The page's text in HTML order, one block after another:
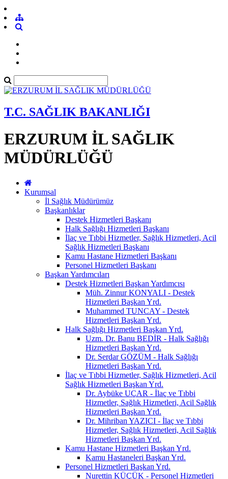
T.C. SAĞLIK BAKANLIĞI
ERZURUM İL SAĞLIK
MÜDÜRLÜĞÜ
Kurumsal
İl Sağlık Müdürümüz
Başkanlıklar
Destek Hizmetleri Başkanı
Halk Sağlığı Hizmetleri Başkanı
İlaç ve Tıbbi Hizmetler, Sağlık Hizmetleri, Acil
Sağlık Hizmetleri Başkanı
Kamu Hastane Hizmetleri Başkanı
Personel Hizmetleri Başkanı
Başkan Yardımcıları
Destek Hizmetleri Başkan Yardımcısı
Müh. Zinnur KONYALI - Destek
Hizmetleri Başkan Yrd.
Muhammed TUNCAY - Destek
Hizmetleri Başkan Yrd.
Halk Sağlığı Hizmetleri Başkan Yrd.
Uzm. Dr. Banu BEDİR - Halk Sağlığı
Hizmetleri Başkan Yrd.
Dr. Serdar GÖZÜM - Halk Sağlığı
Hizmetleri Başkan Yrd.
İlaç ve Tıbbi Hizmetler, Sağlık Hizmetleri, Acil
Sağlık Hizmetleri Başkan Yrd.
Dr. Aybüke UÇAR - İlaç ve Tıbbi
Hizmetler, Sağlık Hizmetleri, Acil Sağlık
Hizmetleri Başkan Yrd.
Dr. Mihriban YAZICI - İlaç ve Tıbbi
Hizmetler, Sağlık Hizmetleri, Acil Sağlık
Hizmetleri Başkan Yrd.
Kamu Hastane Hizmetleri Başkan Yrd.
Kamu Hastaneleri Başkan Yrd.
Personel Hizmetleri Başkan Yrd.
Nurettin KÜÇÜK - Personel Hizmetleri